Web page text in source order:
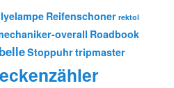
Reifenschoner rektol
overall Roadbook
Stoppuhrtripmaster